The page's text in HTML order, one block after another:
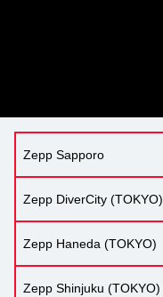
Zepp Sapporo
Zepp DiverCity (TOKYO)
Zepp Haneda (TOKYO)
Zepp Shinjuku (TOKYO)